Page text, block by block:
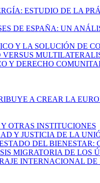
ESTUDIO DE LA
DE ESPAÑA: UN
Y LA SOLUCIÓN DE
VERSUS
Y DERECHO
A CREAR LA
OTRAS INSTITUCIONES
Y JUSTICIA DE LA
DEL BIENESTAR:
MIGRATORIA DE LOS
INTERNACIONAL